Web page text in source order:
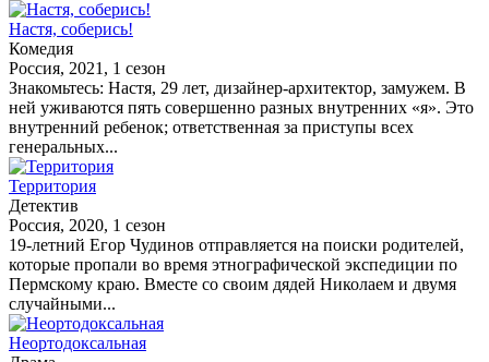
Настя, соберись!
Комедия
Россия, 2021, 1 сезон
Знакомьтесь: Настя, 29 лет, дизайнер-архитектор, замужем. В
ней уживаются пять совершенно разных внутренних «я». Это
внутренний ребенок; ответственная за приступы всех
генеральных...
Территория
Детектив
Россия, 2020, 1 сезон
19-летний Егор Чудинов отправляется на поиски родителей,
которые пропали во время этнографической экспедиции по
Пермскому краю. Вместе со своим дядей Николаем и двумя
случайными...
Неортодоксальная